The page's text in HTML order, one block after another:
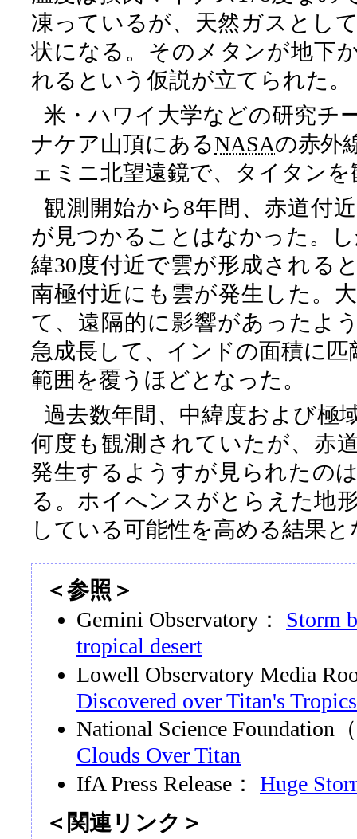
凍っているが、天然ガスとし
状になる。そのメタンが地下
れるという仮説が立てられた。
米・ハワイ大学などの研究チ
ナケア山頂にあるNASAの赤外
ェミニ北望遠鏡で、タイタン
観測開始から8年間、赤道付
が見つかることはなかった。
緯30度付近で雲が形成される
南極付近にも雲が発生した。
て、遠隔的に影響があったよ
急成長して、インドの面積に匹
範囲を覆うほどとなった。
過去数年間、中緯度および極
何度も観測されていたが、赤
発生するようすが見られたの
る。ホイへンスがとらえた地
している可能性を高める結果
＜参照＞
Gemini Observatory： Storm
tropical desert
Lowell Observatory Media
Discovered over Titan's Tropics
National Science Foundation
Clouds Over Titan
IfA Press Release： Huge
＜関連リンク＞